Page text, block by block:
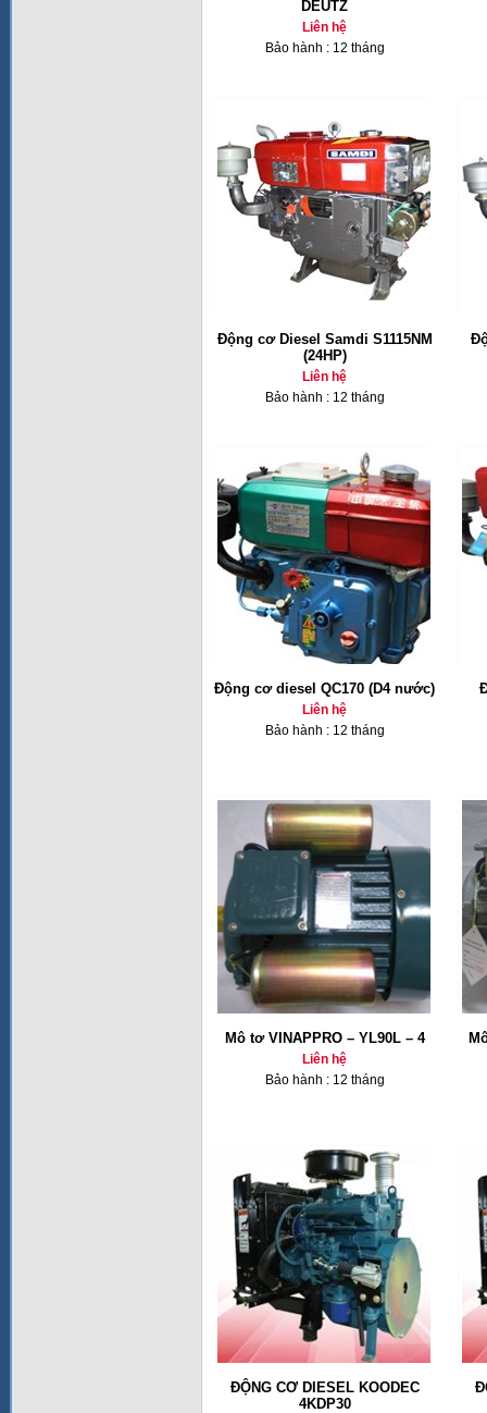
DEUTZ
Liên hệ
Bảo hành : 12 tháng
Động cơ Diesel Samdi S1115NM
(24HP)
Liên hệ
Bảo hành : 12 tháng
Động cơ diesel QC170 (D4 nước)
Liên hệ
Bảo hành : 12 tháng
Mô tơ VINAPPRO – YL90L – 4
Liên hệ
Bảo hành : 12 tháng
ĐỘNG CƠ DIESEL KOODEC
4KDP30